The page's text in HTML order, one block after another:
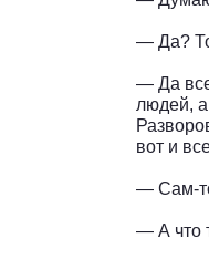
— Да?
— Да
людей, а
вот и
— Сам-
— А что